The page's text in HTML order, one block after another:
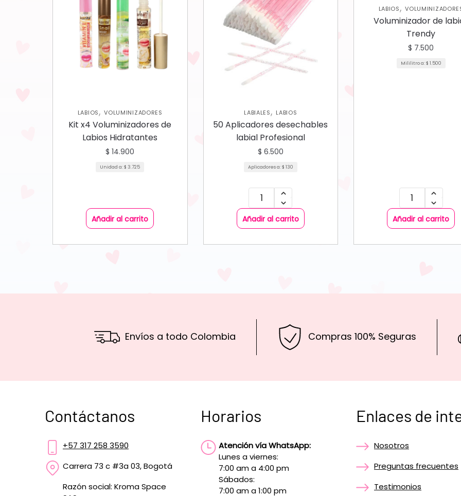
LABIOS,VOLUMINIZADORES
Kit x4 Voluminizadores de
Labios Hidratantes
$ 14.900
Unidad a:$ 3.725
Añadir al carrito
LABIALES, LABIOS
50 Aplicadores desechables
labial Profesional
$ 6.500
Aplicadores a:$ 130
Añadir al carrito
LABIOS,
Voluminizador de
Trendy
$ 7.500
Mililitro a:$ 1.500
Añadir al carrito
Envíos a todo Colombia Compras 100% Seguras
Contáctanos
+57 317 258 3590
Carrera 73 c #3a 03, Bogotá
Razón social: Kroma Space
Horarios
Atención vía WhatsApp:
Lunes a viernes:
7:00 am a 4:00 pm
Sábados:
7:00 am a 1:00 pm
Enlaces de
Nosotros
Preguntas frecuentes
Testimonios